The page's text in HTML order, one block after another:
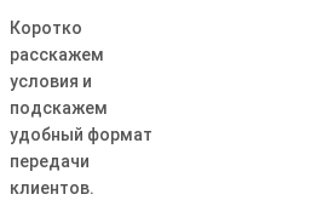
Коротко
расскажем
условия и
подскажем
удобный формат
передачи
клиентов.